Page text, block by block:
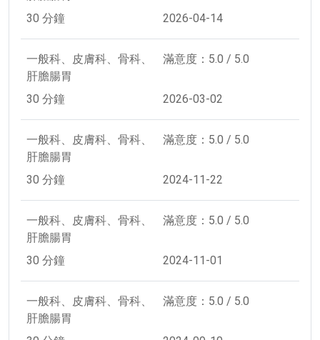
30 分鐘 2026-04-14
一般科、皮膚科、骨科、
肝膽腸胃
滿意度：5.0 / 5.0
30 分鐘 2026-03-02
一般科、皮膚科、骨科、
肝膽腸胃
滿意度：5.0 / 5.0
30 分鐘 2024-11-22
一般科、皮膚科、骨科、
肝膽腸胃
滿意度：5.0 / 5.0
30 分鐘 2024-11-01
一般科、皮膚科、骨科、
肝膽腸胃
滿意度：5.0 / 5.0